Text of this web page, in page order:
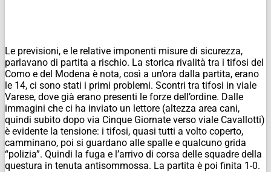
Le previsioni, e le relative imponenti misure di sicurezza,
parlavano di partita a rischio. La storica rivalità tra i tifosi del
Como e del Modena è nota, così a un’ora dalla partita, erano
le 14, ci sono stati i primi problemi. Scontri tra tifosi in viale
Varese, dove già erano presenti le forze dell’ordine. Dalle
immagini che ci ha inviato un lettore (altezza area cani,
quindi subito dopo via Cinque Giornate verso viale Cavallotti)
è evidente la tensione: i tifosi, quasi tutti a volto coperto,
camminano, poi si guardano alle spalle e qualcuno grida
“polizia”. Quindi la fuga e l’arrivo di corsa delle squadre della
questura in tenuta antisommossa. La partita è poi finita 1-0.